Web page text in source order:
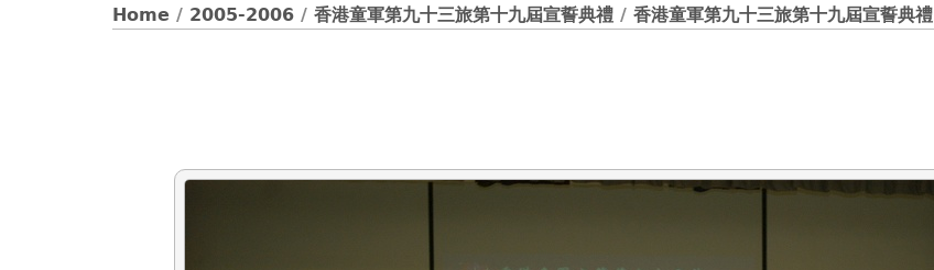
Home / 2005-2006 / 香港童軍第九十三旅第十九屆宣誓典禮 / 香港童軍第九十三旅第十九屆宣誓典禮